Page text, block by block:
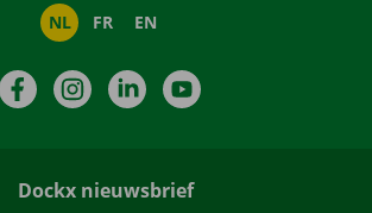
NL FR EN
FacebookInstagramLinkedIn
Dockx nieuwsbrief